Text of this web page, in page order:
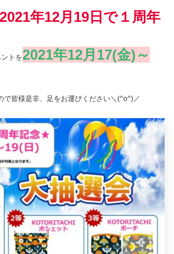
2021年12月19日で１周年
トを2021年12月17(金)～
で皆様是非、足をお運びください＼(^o^)／